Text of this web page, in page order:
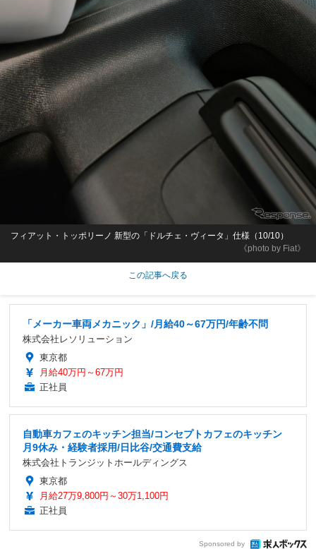
《photo by Fiat》
フィアット・トッポリーノ 新型の「ドルチェ・ヴィータ」仕様（10/10）
この記事へ戻る
「メーカー車両メカニック」/月給40～67万円/年齢不問
株式会社レソリューション
東京都
月給40万円～67万円
正社員
自動車カフェのキッチン担当/コンセプトカフェのキッチン
月9休み・経験者採用/日比谷/交通費支給
株式会社トランジットホールディングス
東京都
月給27万9,800円～30万1,100円
正社員
Sponsored by